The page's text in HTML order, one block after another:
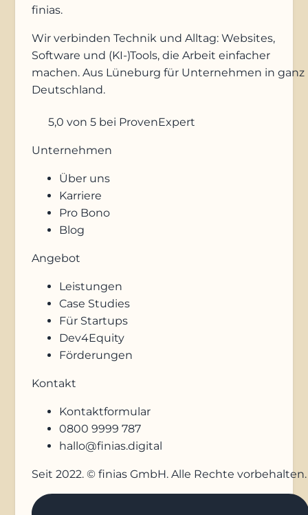
finias.
Wir verbinden Technik und Alltag: Websites,
Software und (KI-)Tools, die Arbeit einfacher
machen. Aus Lüneburg für Unternehmen in ganz
Deutschland.
5,0 von 5 bei ProvenExpert
Unternehmen
Über uns
Karriere
Pro Bono
Blog
Angebot
Leistungen
Case Studies
Für Startups
Dev4Equity
Förderungen
Kontakt
Kontaktformular
0800 9999 787
hallo@finias.digital
Seit 2022. © finias GmbH. Alle Rechte vorbehalten.